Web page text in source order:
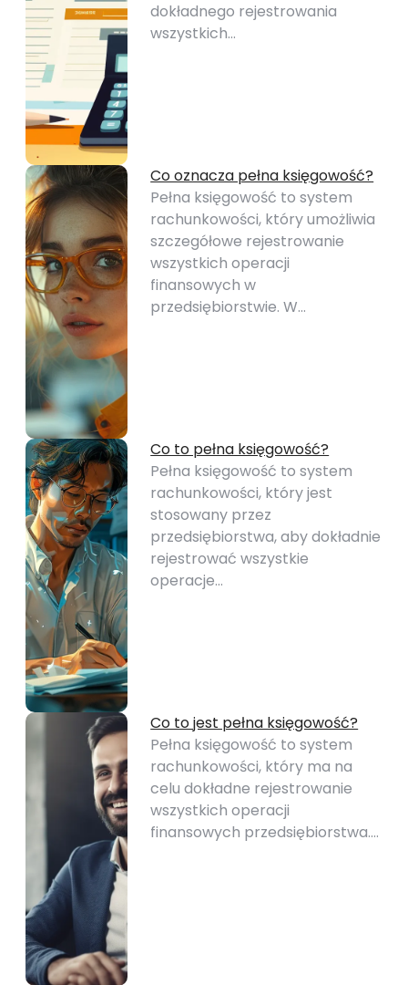
dokładnego rejestrowania
wszystkich…
Co oznacza pełna księgowość?
Pełna księgowość to system
rachunkowości, który umożliwia
szczegółowe rejestrowanie
wszystkich operacji
finansowych w
przedsiębiorstwie. W…
Co to pełna księgowość?
Pełna księgowość to system
rachunkowości, który jest
stosowany przez
przedsiębiorstwa, aby dokładnie
rejestrować wszystkie
operacje…
Co to jest pełna księgowość?
Pełna księgowość to system
rachunkowości, który ma na
celu dokładne rejestrowanie
wszystkich operacji
finansowych przedsiębiorstwa.…